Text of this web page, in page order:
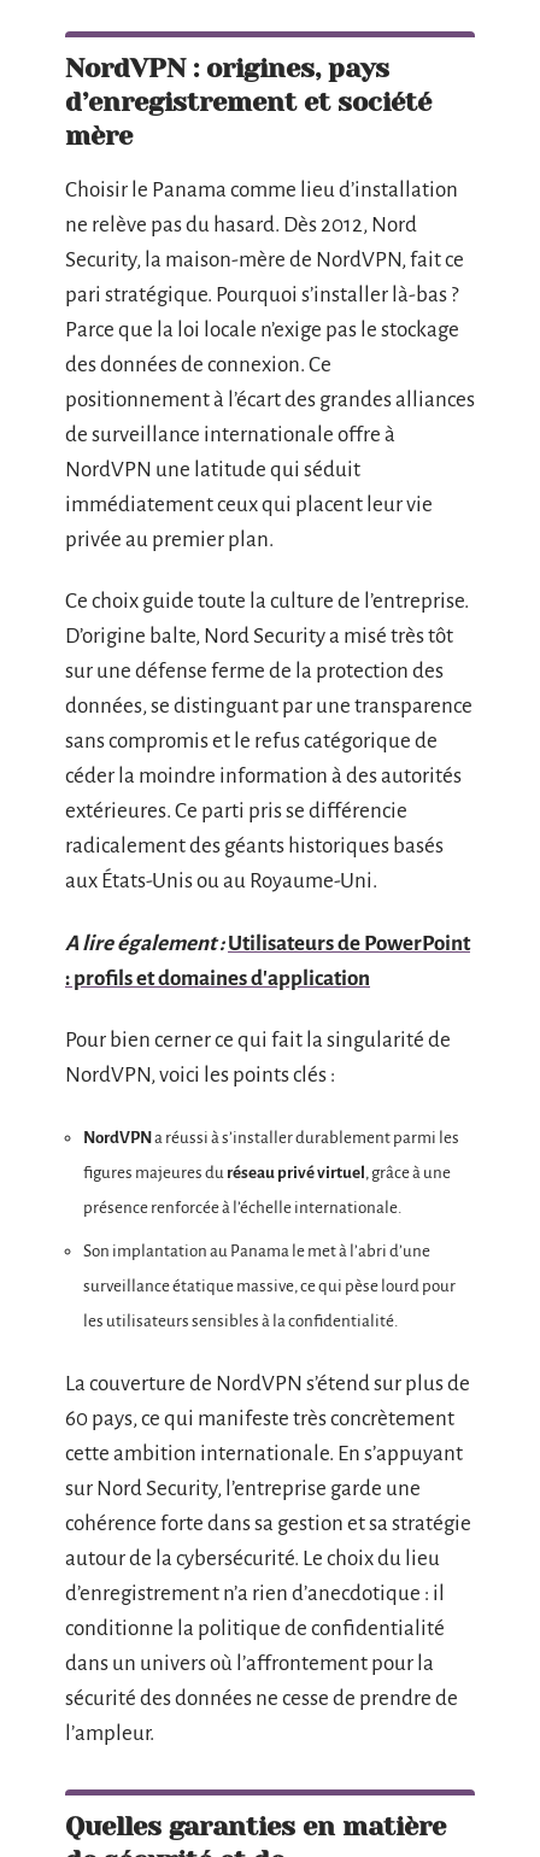
NordVPN : origines, pays
d’enregistrement et société
mère
Choisir le Panama comme lieu d’installation
ne relève pas du hasard. Dès 2012, Nord
Security, la maison-mère de NordVPN, fait ce
pari stratégique. Pourquoi s’installer là-bas ?
Parce que la loi locale n’exige pas le stockage
des données de connexion. Ce
positionnement à l’écart des grandes alliances
de surveillance internationale offre à
NordVPN une latitude qui séduit
immédiatement ceux qui placent leur vie
privée au premier plan.
Ce choix guide toute la culture de l’entreprise.
D’origine balte, Nord Security a misé très tôt
sur une défense ferme de la protection des
données, se distinguant par une transparence
sans compromis et le refus catégorique de
céder la moindre information à des autorités
extérieures. Ce parti pris se différencie
radicalement des géants historiques basés
aux États-Unis ou au Royaume-Uni.
A lire également : Utilisateurs de PowerPoint
: profils et domaines d'application
Pour bien cerner ce qui fait la singularité de
NordVPN, voici les points clés :
NordVPNa réussi à s’installer durablement parmi les
figures majeures du réseau privé virtuel, grâce à une
présence renforcée à l’échelle internationale.
Son implantation au Panama le met à l’abri d’une
surveillance étatique massive, ce qui pèse lourd pour
les utilisateurs sensibles à la confidentialité.
La couverture de NordVPN s’étend sur plus de
60 pays, ce qui manifeste très concrètement
cette ambition internationale. En s’appuyant
sur Nord Security, l’entreprise garde une
cohérence forte dans sa gestion et sa stratégie
autour de la cybersécurité. Le choix du lieu
d’enregistrement n’a rien d’anecdotique : il
conditionne la politique de confidentialité
dans un univers où l’affrontement pour la
sécurité des données ne cesse de prendre de
l’ampleur.
Quelles garanties en matière